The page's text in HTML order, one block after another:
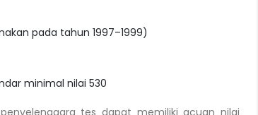
pada tahun 1997–1999)
minimal nilai 530
tes dapat memiliki acuan nilai